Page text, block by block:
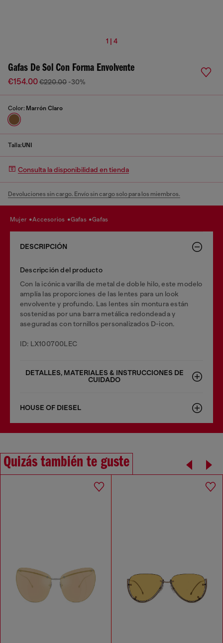
1 | 4
Gafas De Sol Con Forma Envolvente
€154.00€220.00 -30%
Color: Marrón Claro
Talla:UNI
Consulta la disponibilidad en tienda
Devoluciones sin cargo. Envío sin cargo solo para los miembros.
mujer accesorios gafas gafas
DESCRIPCIÓN
Descripción del producto
Con la icónica varilla de metal de doble hilo, este modelo
amplía las proporciones de las lentes para un look
envolvente y profundo. Las lentes sin montura están
sostenidas por una barra metálica redondeada y
aseguradas con tornillos personalizados D-icon.
ID: LX100700LEC
DETALLES, MATERIALES & INSTRUCCIONES DE
CUIDADO
HOUSE OF DIESEL
Quizás también te guste